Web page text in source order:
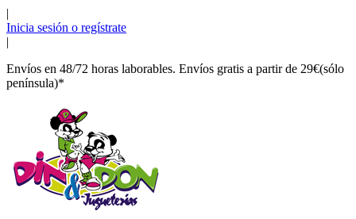
|
Inicia sesión o regístrate
|
Envíos en 48/72 horas laborables. Envíos gratis a partir de 29€(sólo
península)*